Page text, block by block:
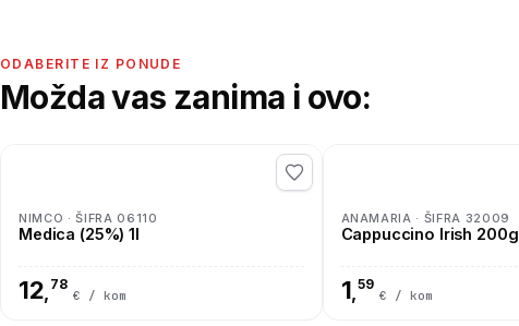
ODABERITE IZ PONUDE
Možda vas zanima i ovo:
NIMCO · ŠIFRA 06110
Medica (25%) 1l
12, 78
€ / kom
ANAMARIA · ŠIFRA 32009
Cappuccino Irish 200g
1,59
€ / kom